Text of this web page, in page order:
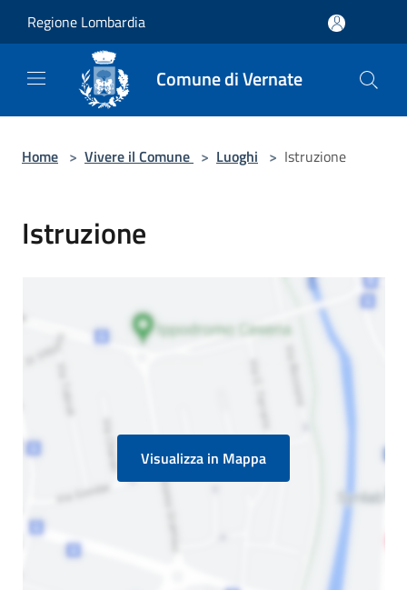
Regione Lombardia
Comune di Vernate
Home > Vivere il Comune > Luoghi > Istruzione
Istruzione
Visualizza in Mappa